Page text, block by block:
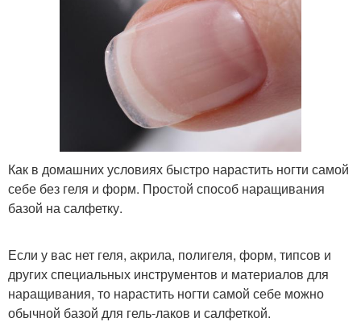
Как в домашних условиях быстро нарастить ногти самой
себе без геля и форм. Простой способ наращивания
базой на салфетку.
Если у вас нет геля, акрила, полигеля, форм, типсов и
других специальных инструментов и материалов для
наращивания, то нарастить ногти самой себе можно
обычной базой для гель-лаков и салфеткой.